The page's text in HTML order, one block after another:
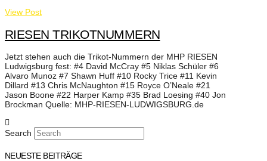
View Post
RIESEN TRIKOTNUMMERN
Jetzt stehen auch die Trikot-Nummern der MHP RIESEN
Ludwigsburg fest: #4 David McCray #5 Niklas Schüler #6
Alvaro Munoz #7 Shawn Huff #10 Rocky Trice #11 Kevin
Dillard #13 Chris McNaughton #15 Royce O’Neale #21
Jason Boone #22 Harper Kamp #35 Brad Loesing #40 Jon
Brockman Quelle: MHP-RIESEN-LUDWIGSBURG.de
Search
NEUESTE BEITRÄGE